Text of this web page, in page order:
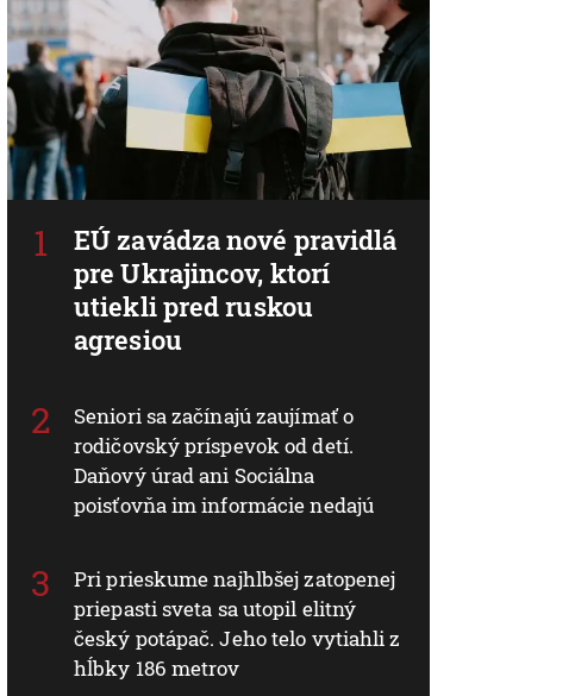
EÚ zavádza nové pravidlá
pre Ukrajincov, ktorí
utiekli pred ruskou
agresiou
Seniori sa začínajú zaujímať o
rodičovský príspevok od detí.
Daňový úrad ani Sociálna
poisťovňa im informácie nedajú
Pri prieskume najhlbšej zatopenej
priepasti sveta sa utopil elitný
český potápač. Jeho telo vytiahli z
hĺbky 186 metrov